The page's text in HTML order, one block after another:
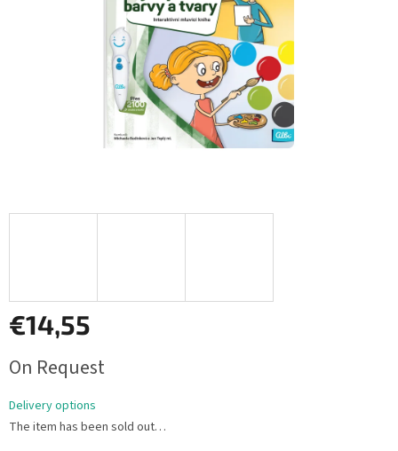
€14,55
price:
On Request
Delivery options
The item has been sold out…